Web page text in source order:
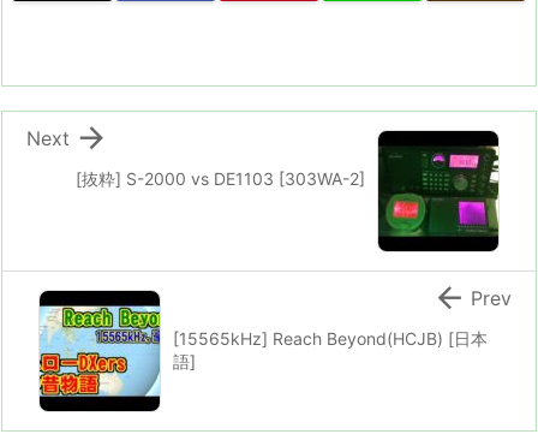
[抜粋] S-2000 vs DE1103 [303WA-2]

Next
[15565kHz] Reach Beyond(HCJB) [日本
語]
 Prev